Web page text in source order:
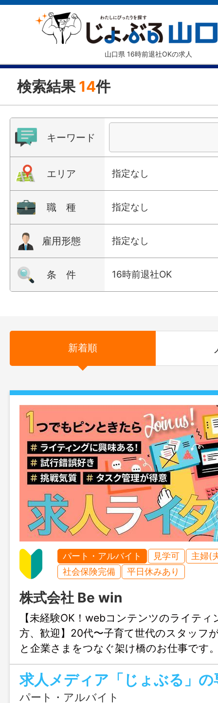
山口県 16時前退社OKの求人
検索結果 14件
キーワード
エリア 指定なし
職 種 指定なし
雇用形態 指定なし
条 件 16時前退社OK
新着順
パート・アルバイト 見学可
主婦(
社会保険完備
平日休みあり
株式会社 Be win
【未経験OK！webコンテンツのライテ
方、歓迎】20代〜子育て世代のスタッフ
と企業さまをつなぐ架け橋のお仕事です
パート・アルバイト